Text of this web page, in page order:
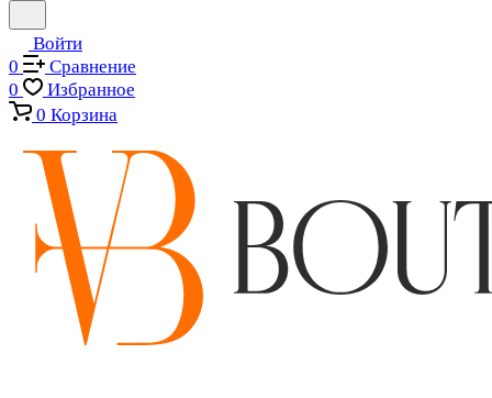
Войти
0
Сравнение
0
Избранное
0 Корзина